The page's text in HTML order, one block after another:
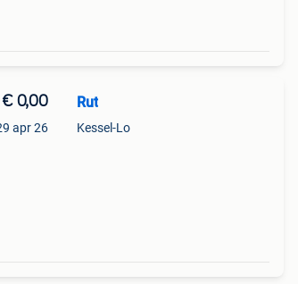
€ 0,00
apr 26
Rut
Kessel-Lo